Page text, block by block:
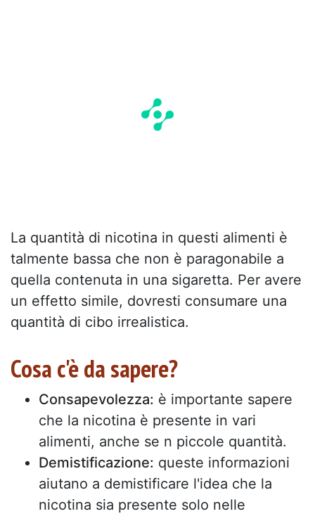
La quantità di nicotina in questi alimenti è
talmente bassa che non è paragonabile a
quella contenuta in una sigaretta. Per avere
un effetto simile, dovresti consumare una
quantità di cibo irrealistica.
Cosa c'è da sapere?
Consapevolezza: è importante sapere
che la nicotina è presente in vari
alimenti, anche se n piccole quantità.
Demistificazione: queste informazioni
aiutano a demistificare l'idea che la
nicotina sia presente solo nelle